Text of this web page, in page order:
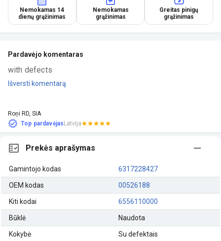
Nemokamas 14
dienų grąžinimas
Nemokamas
grąžinimas
Greitas pinigų
grąžinimas
Pardavėjo komentaras
with defects
Išversti komentarą
Roņi RD, SIA
Top pardavėjasLatvija
Prekės aprašymas
Gamintojo kodas 6317228427
OEM kodas 00526188
Kiti kodai 6556110000
Būklė Naudota
Kokybė Su defektais